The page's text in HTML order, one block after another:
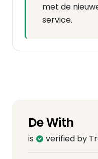
met de
service.
De With
is verified by